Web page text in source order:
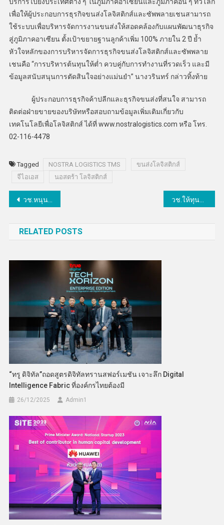
เพื่อให้ผู้ประกอบการธุรกิจขนส่งโลจิสติกส์และซัพพลายเชนสามารถ
ใช้ระบบเพื่อบริหารจัดการงานขนส่งให้สอดคล้องกับแผนพัฒนาธุรกิจ
สู่ภูมิภาคอาเซียน ตั้งเป้าขยายฐานลูกค้าเพิ่ม 100% ภายใน 2 ปี ย้ำ
หัวใจหลักของการบริหารจัดการธุรกิจขนส่งโลจิสติกส์และซัพพลาย
เชนคือ “การบริหารต้นทุนให้ต่ำ ควบคู่กับการทำงานที่รวดเร็ว และมี
ข้อมูลสนับสนุนการตัดสินใจอย่างแม่นยำ” นางวรินทร์ กล่าวทิ้งท้าย
ผู้ประกอบการธุรกิจค้าปลีกและธุรกิจขนส่งที่สนใจ สามารถ
ติดต่อฝ่ายขายของบริษัทหรือสอบถามข้อมูลเพิ่มเติมเกี่ยวกับ
เทคโนโลยีเพื่อโลจิสติกส์ ได้ที่ www.nostralogistics.com หรือ โทร.
02-116-4478
Tagged NOSTRA LOGISTICS TMS
ขนส่งโลจิสติกส์
จีไอเอส
นอสตร้า โลจิสติกส์
แนะแนว
วช.หนุนนักวิจัย มก.พัฒนาแหล่งน้ำบาดาล-เติมน้ำใต้ดินในพื้นที่ชัยภูมิให้มีน้ำบาดาลใช้อย่างยั่งยืน
RELATED POSTS
“ทรู ดิจิทัล”ถอดสูตรดิจิทัลทรานสฟอร์เมชัน เจาะลึก Digital
Intelligence Fabric ที่องค์กรไทยต้องมี
26/12/2025 Admin​1